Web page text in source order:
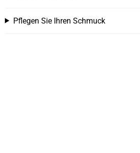
Pflegen Sie Ihren Schmuck